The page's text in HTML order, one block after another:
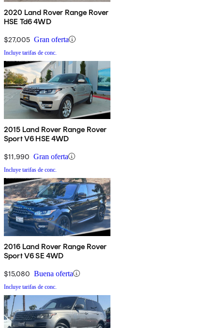
2020 Land Rover Range Rover
HSE Td6 4WD
$27,005 Gran oferta
Incluye tarifas de conc.
2015 Land Rover Range Rover
Sport V6 HSE 4WD
$11,990 Gran oferta
Incluye tarifas de conc.
2016 Land Rover Range Rover
Sport V6 SE 4WD
$15,080 Buena oferta
Incluye tarifas de conc.